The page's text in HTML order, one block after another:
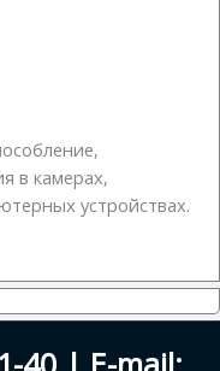
в камерах,
устройствах.